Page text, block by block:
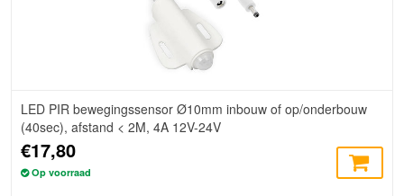
LED PIR bewegingssensor Ø10mm inbouw of op/onderbouw
(40sec), afstand < 2M, 4A 12V-24V
€17,80
Op voorraad